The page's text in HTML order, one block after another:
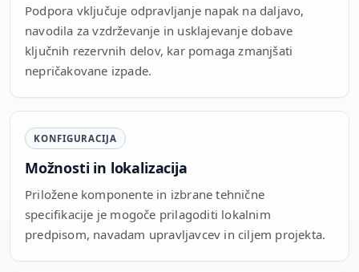
Podpora vključuje odpravljanje napak na daljavo,
navodila za vzdrževanje in usklajevanje dobave
ključnih rezervnih delov, kar pomaga zmanjšati
nepričakovane izpade.
KONFIGURACIJA
Možnosti in lokalizacija
Priložene komponente in izbrane tehnične
specifikacije je mogoče prilagoditi lokalnim
predpisom, navadam upravljavcev in ciljem projekta.